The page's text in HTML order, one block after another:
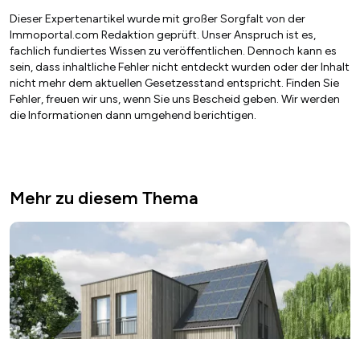
Dieser Expertenartikel wurde mit großer Sorgfalt von der
Immoportal.com Redaktion geprüft. Unser Anspruch ist es,
fachlich fundiertes Wissen zu veröffentlichen. Dennoch kann es
sein, dass inhaltliche Fehler nicht entdeckt wurden oder der Inhalt
nicht mehr dem aktuellen Gesetzesstand entspricht. Finden Sie
Fehler, freuen wir uns, wenn Sie uns Bescheid geben. Wir werden
die Informationen dann umgehend berichtigen.
Mehr zu diesem Thema